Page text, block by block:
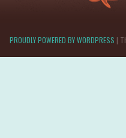
PROUDLY POWERED BY WORDPRESS |